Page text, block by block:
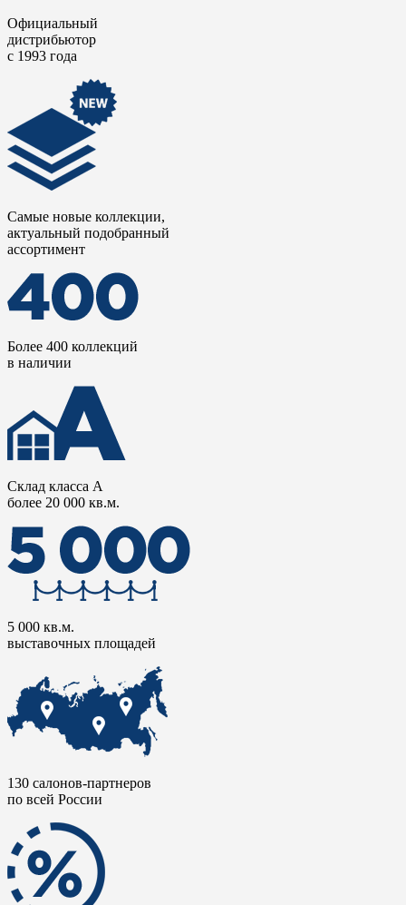
Официальный
дистрибьютор
с 1993 года
Самые новые коллекции,
актуальный подобранный
ассортимент
Более 400 коллекций
в наличии
Склад класса А
более 20 000 кв.м.
5 000 кв.м.
выставочных площадей
130 салонов-партнеров
по всей России